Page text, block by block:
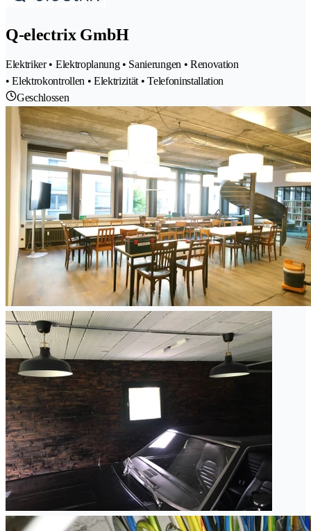
Q-electrix GmbH
Elektriker • Elektroplanung • Sanierungen • Renovation
• Elektrokontrollen • Elektrizität • Telefoninstallation
Geschlossen